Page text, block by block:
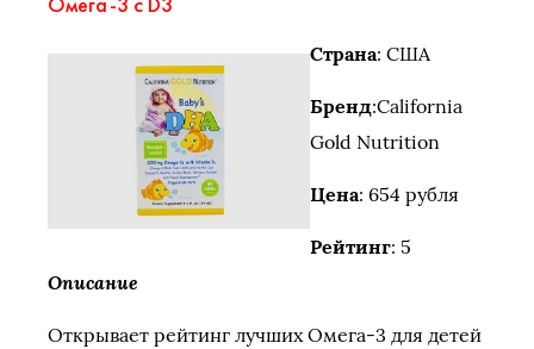
Страна: США
Бренд:California
Gold Nutrition
Цена: 654 рубля
Рейтинг: 5
Описание
Открывает рейтинг лучших Омега-3 для детей